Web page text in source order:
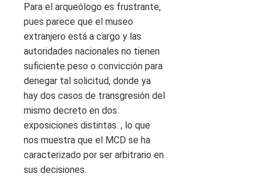
Para el arqueólogo es frustrante,
pues parece que el museo
extranjero está a cargo y las
autoridades nacionales no tienen
suficiente peso o convicción para
denegar tal solicitud, donde ya
hay dos casos de transgresión del
mismo decreto en dos
exposiciones distintas. , lo que
nos muestra que el MCD se ha
caracterizado por ser arbitrario en
sus decisiones.